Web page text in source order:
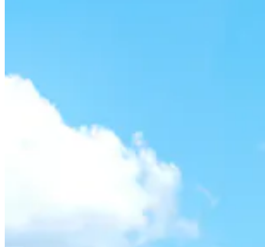
La langue actuelle est le français. Sélectionne une autre
langue dans ce menu si tu veux la changer.